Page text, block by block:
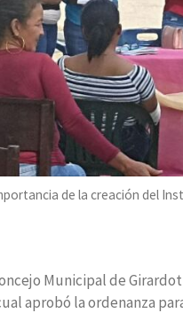
de la creación del
Municipal de
aprobó la ordenanza